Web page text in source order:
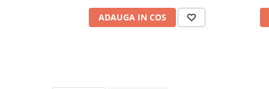
ADAUGA IN COS